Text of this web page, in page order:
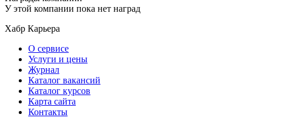
У этой компании пока нет наград
Хабр Карьера
О сервисе
Услуги и цены
Журнал
Каталог вакансий
Каталог курсов
Карта сайта
Контакты